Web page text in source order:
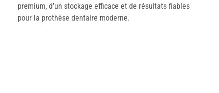
premium, d’un stockage efficace et de résultats fiables
pour la prothèse dentaire moderne.